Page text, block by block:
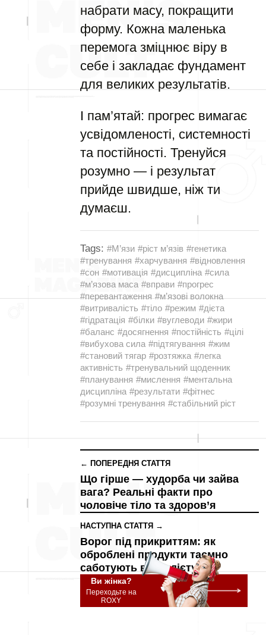
набрати масу, покращити
форму. Кожна маленька
перемога зміцнює віру в
себе і закладає фундамент
для великих результатів.
І пам’ятай: прогрес вимагає
усвідомленості, системності
та постійності. Тренуйся
розумно — і результат
прийде швидше, ніж ти
думаєш.
Tags: #М’язи #ріст м’язів #генетика
#тренування #харчування #відновлення
#сон #мотивація #дисципліна #сила
#м’язова маса #вправи #прогрес
#перевантаження #м’язові волокна
#витривалість #тіло #режим #дієта
#гідратація #білки #вуглеводи #жири
#баланс #досягнення #постійність #цілі
#вибухова сила #підтягування #жим
#становий тягар #розтяжка #легка
активність #тренувальний щоденник
#планування #мислення #ментальна
дисципліна #результати #фітнес
#розумні тренування #стабільний ріст
← ПОПЕРЕДНЯ СТАТТЯ
Що гірше — худорба чи зайва
вага? Реальні факти про
чоловіче тіло та здоров’я
НАСТУПНА СТАТТЯ →
Ворог під прикриттям: як
оброблені продукти таємно
саботують вашу дієту
Ви жінка?
Переходьте на
ROXY